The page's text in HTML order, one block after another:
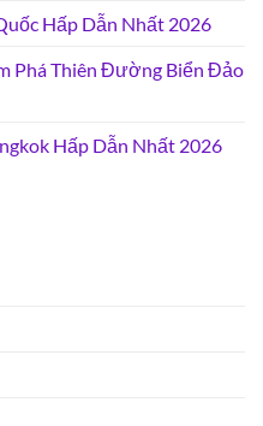
Hấp Dẫn Nhất 2026
Phá Thiên Đường Biển Đảo
Hấp Dẫn Nhất 2026